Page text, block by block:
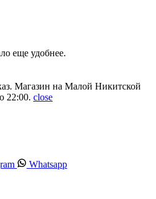
еще удобнее.
Магазин на Малой Никитской
22:00. close
Whatsapp